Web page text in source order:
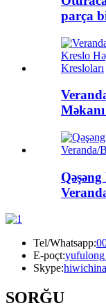
parça
Tel/Whatsapp:
E-poçt:
Skype:
SORĞU